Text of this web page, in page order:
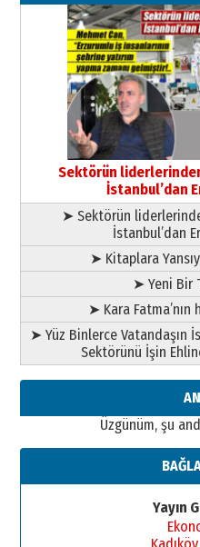
Kenan GÜLERCİ
Murat
çıtayı yukarı
yönetimdekiler
çekmemeli!
17 Şubat 2026 SalıOrhan BOZKURT
Bir fotoğraf, bir
gazeteci…
elinde?
A. Berhan Yılmaz
BİR BÖLÜM
ATATÜRK
28 Temmuz 2026 Salı
Ahmet Gökhan
Ahmed
”Reisimiz” idi…
26 Mart 2026
gönül adamı
Başkan
bir vizyon
02 Ağustos 2026
Sektörün
İstanbul’dan
➤ Sektörün
İstanbul’dan
➤ Kitaplara
➤ Yeni Bir
➤ Kara
➤ Yüz Binlerce Vatandaşın
Sektörünü İşin
Üzgünüm, şu
Yayın